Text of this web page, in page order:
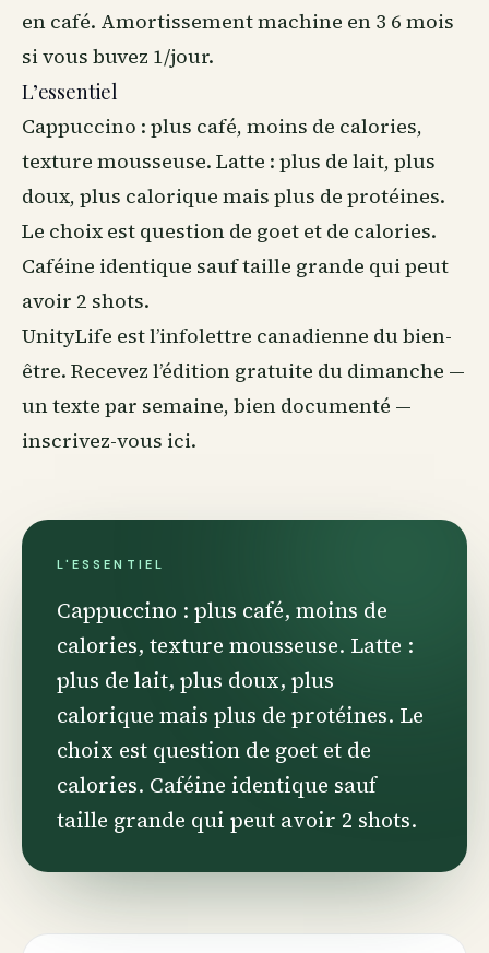
en café. Amortissement machine en 3 6 mois
si vous buvez 1/jour.
L’essentiel
Cappuccino : plus café, moins de calories,
texture mousseuse. Latte : plus de lait, plus
doux, plus calorique mais plus de protéines.
Le choix est question de goet et de calories.
Caféine identique sauf taille grande qui peut
avoir 2 shots.
UnityLife est l’infolettre canadienne dubien-
être. Recevez l’édition gratuite du dimanche —
un texte par semaine, bien documenté —
inscrivez-vous ici.
L'ESSENTIEL
Cappuccino : plus café, moins de
calories, texture mousseuse. Latte :
plus de lait, plus doux, plus
calorique mais plus de protéines. Le
choix est question de goet et de
calories. Caféine identique sauf
taille grande qui peut avoir 2 shots.